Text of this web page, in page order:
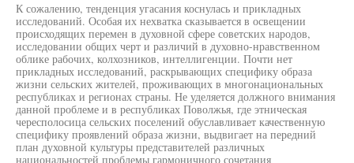
К сожалению, тенденция угасания коснулась и прикладных
исследований. Особая их нехватка сказывается в освещении
происходящих перемен в духовной сфере советских народов,
исследовании общих черт и различий в духовно-нравственном
облике рабочих, колхозников, интеллигенции. Почти нет
прикладных исследований, раскрывающих специфику образа
жизни сельских жителей, проживающих в многонациональных
республиках и регионах страны. Не уделяется должного внимания
данной проблеме и в республиках Поволжья, где этническая
чересполосица сельских поселений обуславливает качественную
специфику проявлений образа жизни, выдвигает на передний
план духовной культуры представителей различных
национальностей проблемы гармоничного сочетания